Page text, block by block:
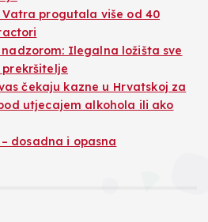
Vatra progutala više od 40
Ilegalna ložišta sve
čekaju kazne u Hrvatskoj za
utjecajem alkohola ili ako
dosadna i opasna